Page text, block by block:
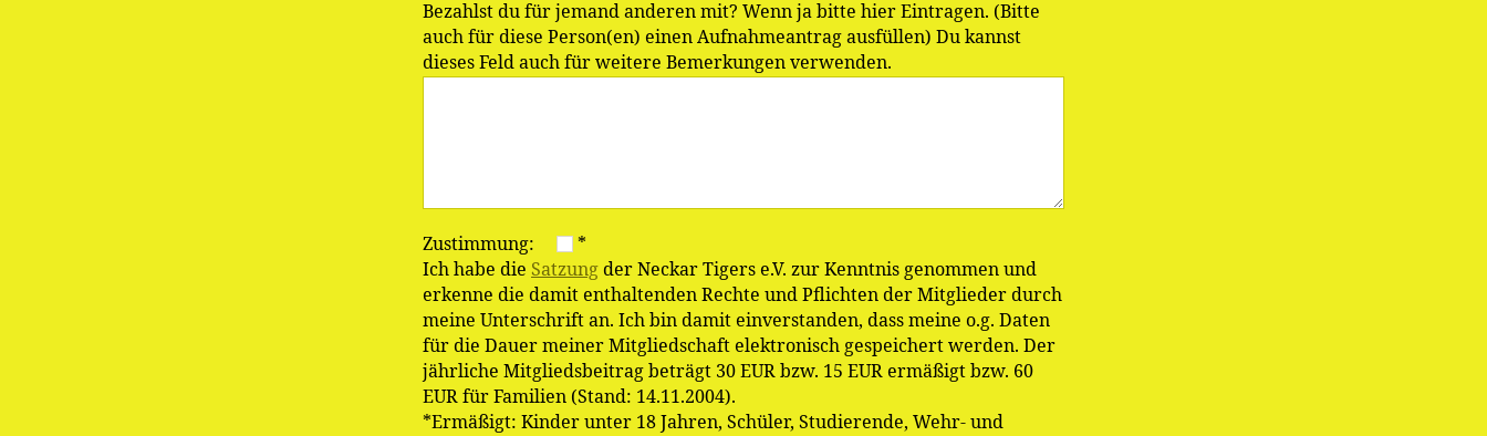
Bezahlst du für jemand anderen mit? Wenn ja bitte hier Eintragen. (Bitte
auch für diese Person(en) einen Aufnahmeantrag ausfüllen) Du kannst
dieses Feld auch für weitere Bemerkungen verwenden.
Zustimmung:
*
Ich habe die Satzung der Neckar Tigers e.V. zur Kenntnis genommen und
erkenne die damit enthaltenden Rechte und Pflichten der Mitglieder durch
meine Unterschrift an. Ich bin damit einverstanden, dass meine o.g. Daten
für die Dauer meiner Mitgliedschaft elektronisch gespeichert werden. Der
jährliche Mitgliedsbeitrag beträgt 30 EUR bzw. 15 EUR ermäßigt bzw. 60
EUR für Familien (Stand: 14.11.2004).
*Ermäßigt: Kinder unter 18 Jahren, Schüler, Studierende, Wehr- und